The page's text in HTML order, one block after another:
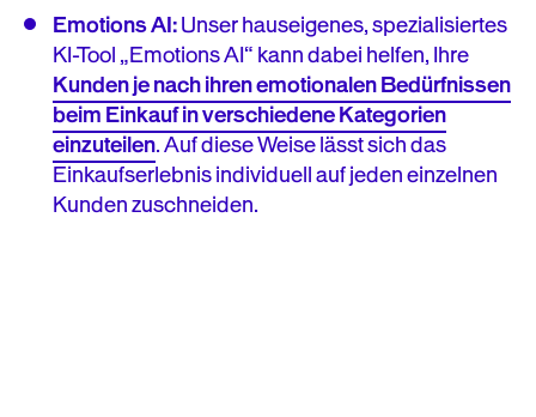
Emotions AI:Unser hauseigenes, spezialisiertes
KI-Tool „Emotions AI“ kann dabei helfen, Ihre
Kunden je nach ihren emotionalen Bedürfnissen
beim Einkauf in verschiedene Kategorien
einzuteilen. Auf diese Weise lässt sich das
Einkaufserlebnis individuell auf jeden einzelnen
Kunden zuschneiden.